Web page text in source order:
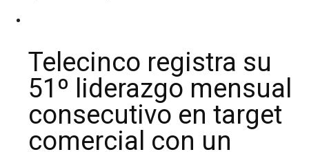
Telecinco registra su
51º liderazgo mensual
consecutivo en target
comercial con un